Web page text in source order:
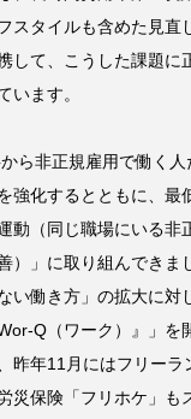
スタイルも含めた見直
して、こうした課題に
います。
ら非正規雇用で働く人
強化するとともに、最
動（同じ職場にいる非
）」に取り組んできま
い働き方」の拡大に対
Q（ワーク）』」を
昨年11月にはフリーラ
災保険「フリホケ」も